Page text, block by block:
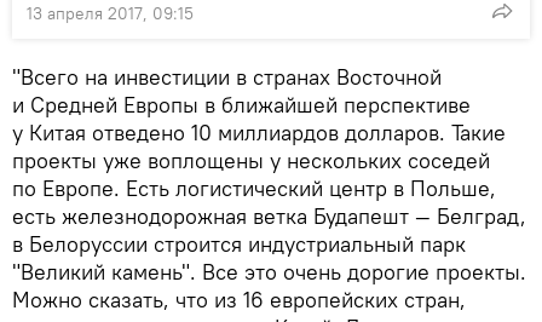
13 апреля 2017, 09:15
"Всего на инвестиции в странах Восточной
и Средней Европы в ближайшей перспективе
у Китая отведено 10 миллиардов долларов. Такие
проекты уже воплощены у нескольких соседей
по Европе. Есть логистический центр в Польше,
есть железнодорожная ветка Будапешт — Белград,
в Белоруссии строится индустриальный парк
"Великий камень". Все это очень дорогие проекты.
Можно сказать, что из 16 европейских стран,